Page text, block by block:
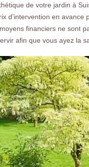
de votre jardin à
d’intervention en
financiers ne sont
afin que vous ayez la